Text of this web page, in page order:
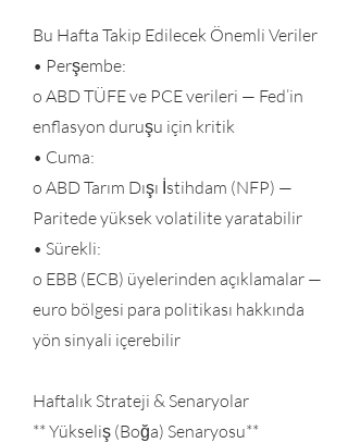
Bu Hafta Takip Edilecek Önemli Veriler
• Perşembe:
o ABD TÜFE ve PCE verileri — Fed’in
enflasyon duruşu için kritik
• Cuma:
o ABD Tarım Dışı İstihdam (NFP) —
Paritede yüksek volatilite yaratabilir
• Sürekli:
o EBB (ECB) üyelerinden açıklamalar —
euro bölgesi para politikası hakkında
yön sinyali içerebilir
Haftalık Strateji & Senaryolar
** Yükseliş (Boğa) Senaryosu**